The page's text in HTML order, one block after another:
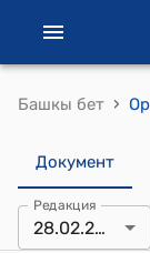
Башкы бет ›
Документ
Редакция
28.02.2023